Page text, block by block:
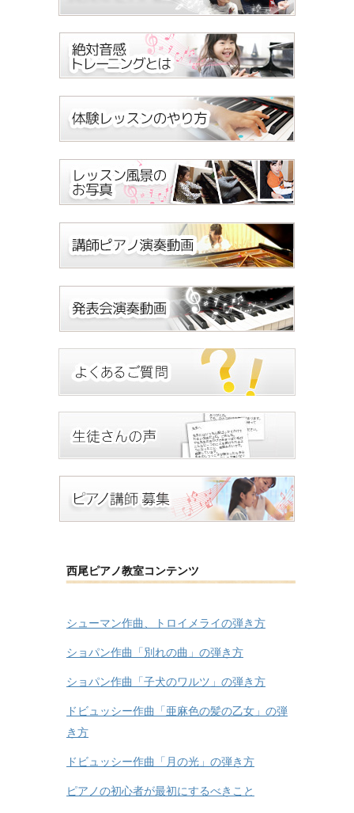
西尾ピアノ教室コンテンツ
シューマン作曲、トロイメライの弾き方
ショパン作曲「別れの曲」の弾き方
ショパン作曲「子犬のワルツ」の弾き方
ドビュッシー作曲「亜麻色の髪の乙女」の弾
き方
ドビュッシー作曲「月の光」の弾き方
ピアノの初心者が最初にするべきこと